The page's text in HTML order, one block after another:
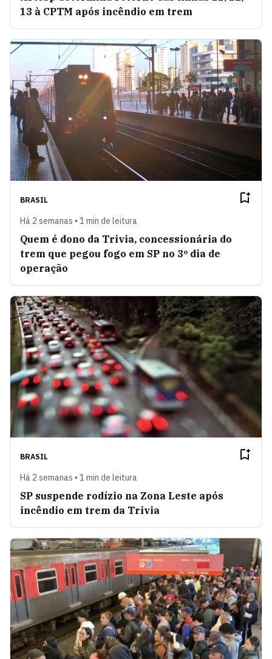
13 à CPTM após incêndio em trem
BRASIL
Há 2 semanas • 1 min de leitura
Quem é dono da Trivia, concessionária do
trem que pegou fogo em SP no 3º dia de
operação
BRASIL
Há 2 semanas • 1 min de leitura
SP suspende rodízio na Zona Leste após
incêndio em trem da Trivia